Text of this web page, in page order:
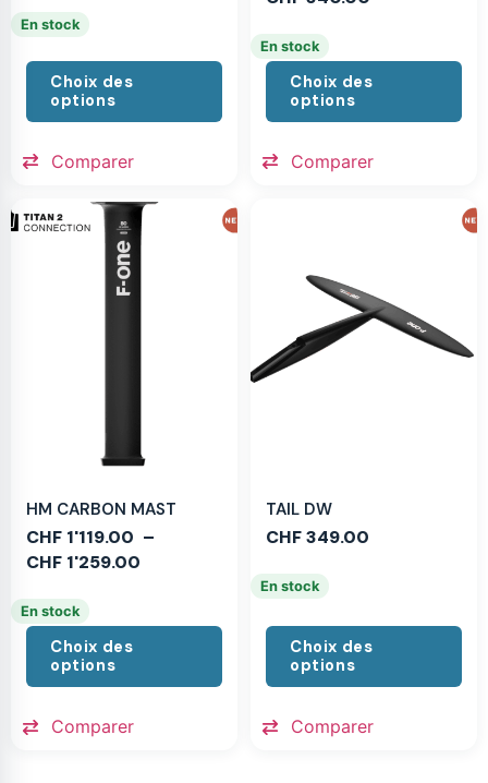
En stock
Choix des
options
Comparer
En stock
Choix des
options
Comparer
HM CARBON MAST
CHF 1'119.00 –
CHF 1'259.00
En stock
Choix des
options
Comparer
TAIL DW
CHF349.00
En stock
Choix des
options
Comparer